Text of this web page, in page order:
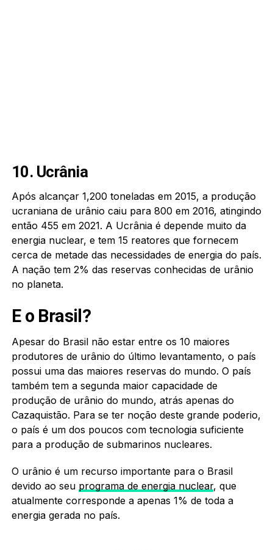
10. Ucrânia
Após alcançar 1,200 toneladas em 2015, a produção
ucraniana de urânio caiu para 800 em 2016, atingindo
então 455 em 2021. A Ucrânia é depende muito da
energia nuclear, e tem 15 reatores que fornecem
cerca de metade das necessidades de energia do país.
A nação tem 2% das reservas conhecidas de urânio
no planeta.
E o Brasil?
Apesar do Brasil não estar entre os 10 maiores
produtores de urânio do último levantamento, o país
possui uma das maiores reservas do mundo. O país
também tem a segunda maior capacidade de
produção de urânio do mundo, atrás apenas do
Cazaquistão. Para se ter noção deste grande poderio,
o país é um dos poucos com tecnologia suficiente
para a produção de submarinos nucleares.
O urânio é um recurso importante para o Brasil
devido ao seu programa de energia nuclear, que
atualmente corresponde a apenas 1% de toda a
energia gerada no país.